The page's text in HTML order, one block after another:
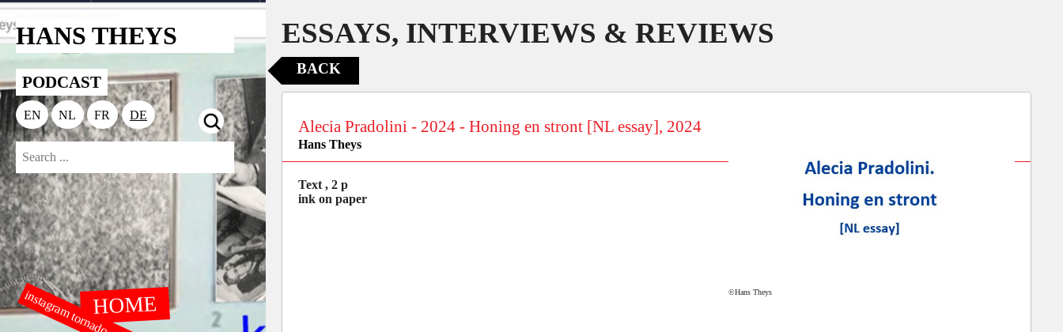
HANS THEYS
PODCAST
EN NL FR DE
HOME
ESSAYS, INTERVIEWS & REVIEWS
BACK
©Hans Theys
Alecia Pradolini - 2024 - Honing en stront [NL essay], 2024
Hans Theys
Text , 2 p
ink on paper